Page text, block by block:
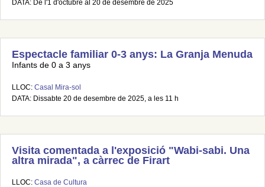
DATA: De l'1 d'octubre al 20 de desembre de 2025
Espectacle familiar 0-3 anys: La Granja Menuda
Infants de 0 a 3 anys
LLOC: Casal Mira-sol
DATA: Dissabte 20 de desembre de 2025, a les 11 h
Visita comentada a l'exposició "Wabi-sabi. Una
altra mirada", a càrrec de Firart
LLOC: Casa de Cultura